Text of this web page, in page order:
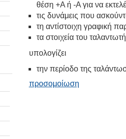
θέση +Α ή -Α για να
τις δυνάμεις που
τη αντίστοιχη γραφική
τα στοιχεία του ταλαντωτή
υπολογίζει
την περίοδο της
προσομοίωση